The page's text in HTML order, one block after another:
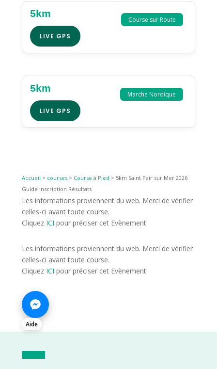
Course sur Route
5km
LIVE GPS
Marche Nordique
5km
LIVE GPS
Accueil > courses> Course à Pied > 5km Saint Pair sur Mer 2026
Guide Inscription Résultats
Les informations proviennent du web. Merci de vérifier
celles-ci avant toute course.
Cliquez ICI pour préciser cet Evènement
Les informations proviennent du web. Merci de vérifier
celles-ci avant toute course.
Cliquez ICI pour préciser cet Evènement
Aide